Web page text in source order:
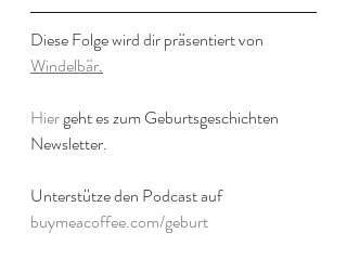
Diese Folge wird dir präsentiert von
Windelbär.
Hier geht es zum Geburtsgeschichten
Newsletter.
Unterstütze den Podcast auf
buymeacoffee.com/geburt